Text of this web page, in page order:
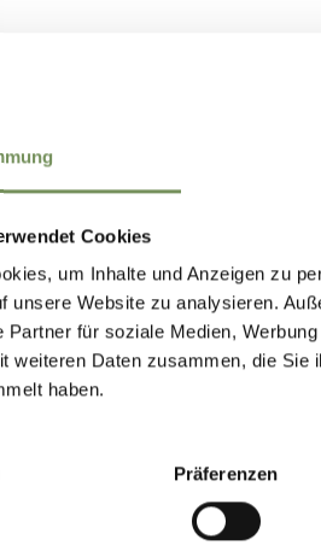
Cookies
um Inhalte und Anzeigen zu
unsere Website zu analysieren.
Partner für soziale Medien,
weiteren Daten zusammen, die
haben.
Präferenzen
Passeiertal auf der
Richtung Meran auf der
Richtung Moos auf der
der Timmelsjochstraße
Parkplatz der Hirzer